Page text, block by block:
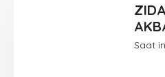
Saat